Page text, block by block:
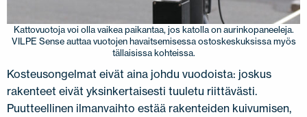
Kattovuotoja voi olla vaikea paikantaa, jos katolla on aurinkopaneeleja.
VILPE Sense auttaa vuotojen havaitsemisessa ostoskeskuksissa myös
tällaisissa kohteissa.
Kosteusongelmat eivät aina johdu vuodoista: joskus
rakenteet eivät yksinkertaisesti tuuletu riittävästi.
Puutteellinen ilmanvaihto estää rakenteiden kuivumisen,